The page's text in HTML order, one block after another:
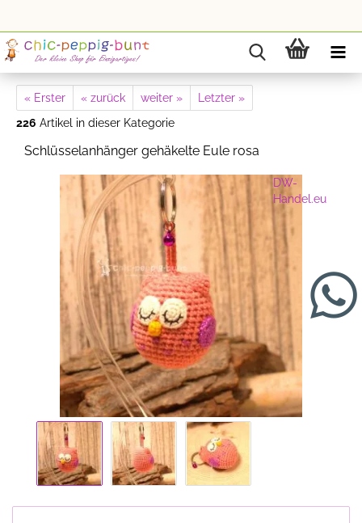
« Erster « zurück weiter »
Letzter »
226 Artikel in dieser Kategorie
Schlüsselanhänger gehäkelte Eule rosa
DW-
Handel.eu